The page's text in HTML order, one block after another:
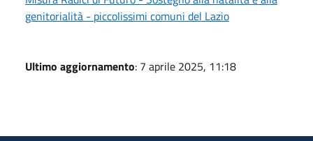
genitorialità - piccolissimi comuni del Lazio
Ultimo aggiornamento: 7 aprile 2025, 11:18